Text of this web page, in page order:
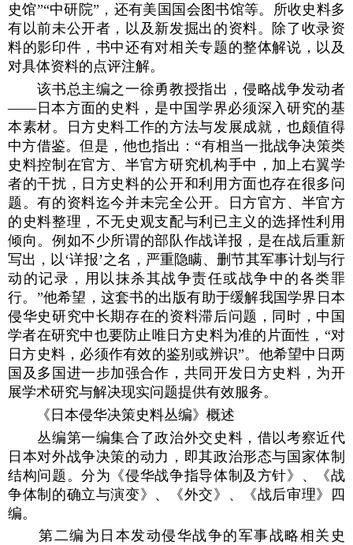
史馆”“中研院”，还有美国国会图书馆等。所收史料多
有以前未公开者，以及新发掘出的资料。除了收录资
料的影印件，书中还有对相关专题的整体解说，以及
对具体资料的点评注解。
该书总主编之一徐勇教授指出，侵略战争发动者
——日本方面的史料，是中国学界必须深入研究的基
本素材。日方史料工作的方法与发展成就，也颇值得
中方借鉴。但是，他也指出：“有相当一批战争决策类
史料控制在官方、半官方研究机构手中，加上右翼学
者的干扰，日方史料的公开和利用方面也存在很多问
题。有的资料迄今并未完全公开。日方官方、半官方
的史料整理，不无史观支配与利已主义的选择性利用
倾向。例如不少所谓的部队作战详报，是在战后重新
写出，以‘详报’之名，严重隐瞒、删节其军事计划与行
动的记录，用以抹杀其战争责任或战争中的各类罪
行。”他希望，这套书的出版有助于缓解我国学界日本
侵华史研究中长期存在的资料滞后问题，同时，中国
学者在研究中也要防止唯日方史料为准的片面性，“对
日方史料，必须作有效的鉴别或辨识”。他希望中日两
国及多国进一步加强合作，共同开发日方史料，为开
展学术研究与解决现实问题提供有效服务。
《日本侵华决策史料丛编》概述
丛编第一编集合了政治外交史料，借以考察近代
日本对外战争决策的动力，即其政治形态与国家体制
结构问题。分为《侵华战争指导体制及方针》、《战
争体制的确立与演变》、《外交》、《战后审理》四
编。
第二编为日本发动侵华战争的军事战略相关史